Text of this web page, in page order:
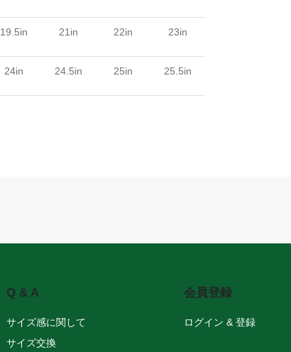
19.5in 21in 22in 23in
24in 24.5in 25in 25.5in
Q & A
サイズ感に関して
サイズ交換
会員登録
ログイン & 登録